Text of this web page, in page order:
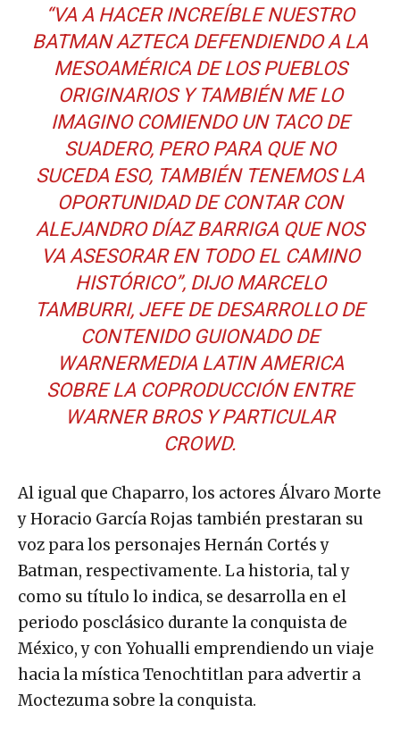
“VA A HACER INCREÍBLE NUESTRO
BATMAN AZTECA DEFENDIENDO A LA
MESOAMÉRICA DE LOS PUEBLOS
ORIGINARIOS Y TAMBIÉN ME LO
IMAGINO COMIENDO UN TACO DE
SUADERO, PERO PARA QUE NO
SUCEDA ESO, TAMBIÉN TENEMOS LA
OPORTUNIDAD DE CONTAR CON
ALEJANDRO DÍAZ BARRIGA QUE NOS
VA ASESORAR EN TODO EL CAMINO
HISTÓRICO”, DIJO MARCELO
TAMBURRI, JEFE DE DESARROLLO DE
CONTENIDO GUIONADO DE
WARNERMEDIA LATIN AMERICA
SOBRE LA COPRODUCCIÓN ENTRE
WARNER BROS Y PARTICULAR
CROWD.
Al igual que Chaparro, los actores Álvaro Morte
y Horacio García Rojas también prestaran su
voz para los personajes Hernán Cortés y
Batman, respectivamente. La historia, tal y
como su título lo indica, se desarrolla en el
periodo posclásico durante la conquista de
México, y con Yohualli emprendiendo un viaje
hacia la mística Tenochtitlan para advertir a
Moctezuma sobre la conquista.